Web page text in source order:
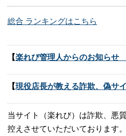
総合 ランキングはこちら
【楽れび管理人からのお知らせ
【現役店長が教える詐欺、偽サ
当サイト（楽れび）は詐欺、悪
控えさせていただいております